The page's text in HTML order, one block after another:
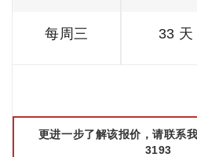
每周三 33 天
更进一步了解该报价，请联系
3193